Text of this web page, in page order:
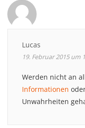
Lucas
19. Februar 2015 um
Werden nicht an
Informationen
Unwahrheiten